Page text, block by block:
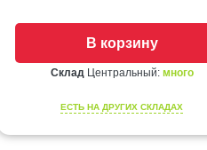
В корзину
СкладЦентральный: много
ЕСТЬ НА ДРУГИХ СКЛАДАХ